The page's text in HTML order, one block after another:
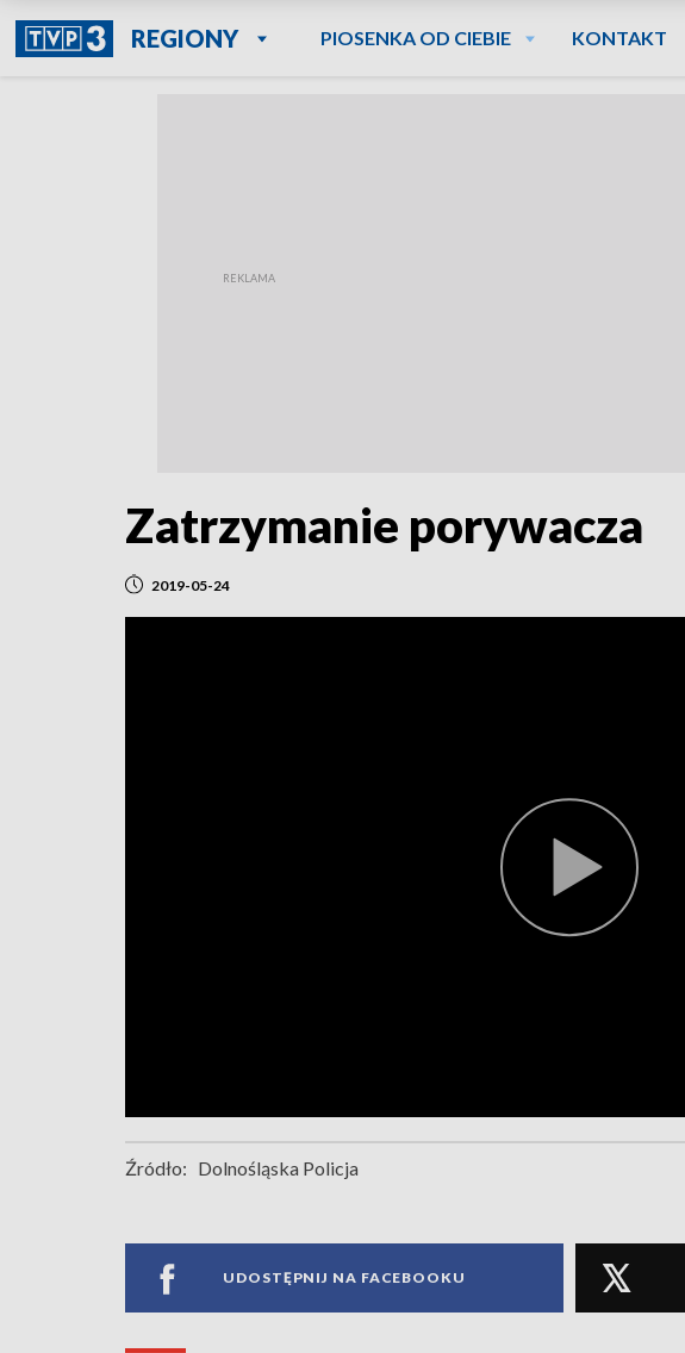
REGIONY PIOSENKA OD CIEBIE KONTAKT
Zatrzymanie porywacza
2019-05-24
Źródło: Dolnośląska Policja
UDOSTĘPNIJ NA FACEBOOKU